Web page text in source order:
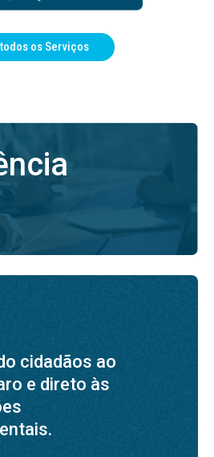
os Serviços
cidadãos ao
e direto às